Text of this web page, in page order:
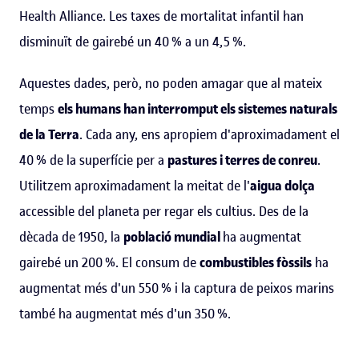
Health Alliance. Les taxes de mortalitat infantil han
disminuït de gairebé un 40 % a un 4,5 %.
Aquestes dades, però, no poden amagar que al mateix
tempsels humans han interromput els sistemes naturals
de la Terra. Cada any, ens apropiem d'aproximadament el
40 % de la superfície per a pastures i terres de conreu.
Utilitzem aproximadament la meitat de l'aigua dolça
accessible del planeta per regar els cultius. Des de la
dècada de 1950, la població mundialha augmentat
gairebé un 200 %. El consum decombustibles fòssils ha
augmentat més d'un 550 % i la captura de peixos marins
també ha augmentat més d'un 350 %.